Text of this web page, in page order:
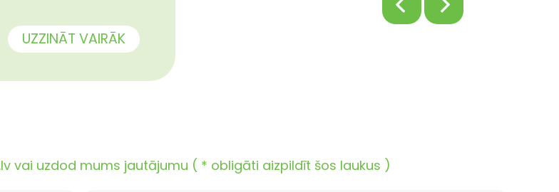
UZZINĀT VAIRĀK
vai uzdod mums jautājumu ( * obligāti aizpildīt šos laukus )